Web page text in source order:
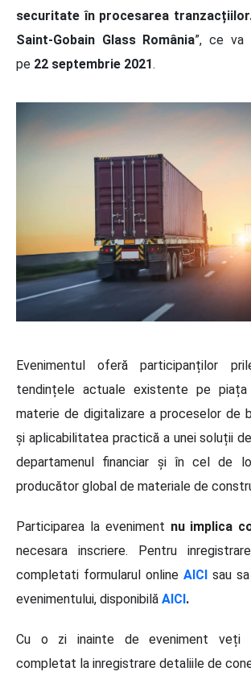
securitate în procesarea
Saint-Gobain Glass România”, ce va
pe 22 septembrie 2021.
Evenimentul oferă participanților
tendințele actuale existente pe piața
materie de digitalizare a proceselor de
și aplicabilitatea practică a unei soluții
departamenul financiar și în cel de
producător global de materiale de
Participarea la eveniment nu implica
necesara inscriere. Pentru
completati formularul online AICI sau
evenimentului, disponibilă AICI.
Cu o zi inainte de eveniment veți
completat la inregistrare detaliile de